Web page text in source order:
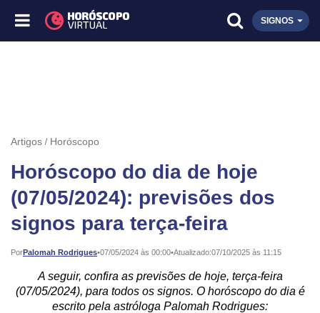
SIGNOS
Artigos Horóscopo
Horóscopo do dia de hoje
(07/05/2024): previsões dos
signos para terça-feira
PorPalomah Rodrigues•
Publicado: 07/05/2024 às 00:00•Atualizado:07/10/2025 às 11:15
A seguir, confira as previsões de hoje, terça-feira
(07/05/2024), para todos os signos. O horóscopo do dia é
escrito pela astróloga Palomah Rodrigues: